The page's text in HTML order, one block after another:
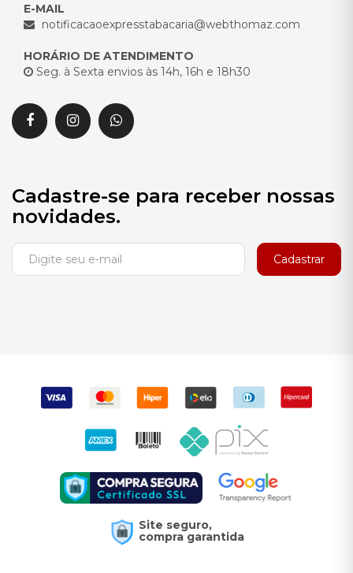
E-MAIL
notificacaoexpresstabacaria@webthomaz.com
HORÁRIO DE ATENDIMENTO
Seg. à Sexta envios às 14h, 16h e 18h30
Cadastre-se para receber nossas
novidades.
Cadastrar
Site seguro,
compra garantida